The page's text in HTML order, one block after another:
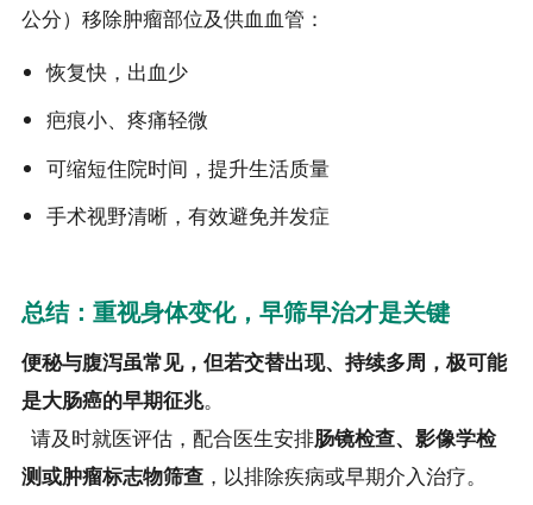
公分）移除肿瘤部位及供血血管：
恢复快，出血少
疤痕小、疼痛轻微
可缩短住院时间，提升生活质量
手术视野清晰，有效避免并发症
总结：重视身体变化，早筛早治才是关键
便秘与腹泻虽常见，但若交替出现、持续多周，极可能
是大肠癌的早期征兆。
请及时就医评估，配合医生安排肠镜检查、影像学检
测或肿瘤标志物筛查 ，以排除疾病或早期介入治疗。